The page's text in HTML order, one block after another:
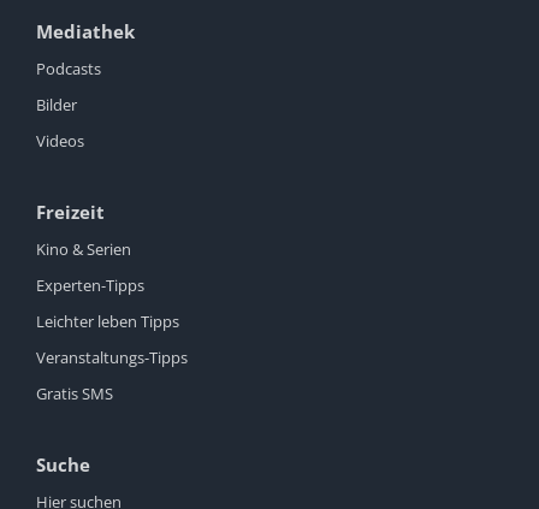
Mediathek
Podcasts
Bilder
Videos
Freizeit
Kino & Serien
Experten-Tipps
Leichter leben Tipps
Veranstaltungs-Tipps
Gratis SMS
Suche
Hier suchen